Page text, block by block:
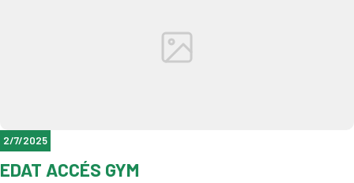
2/7/2025
EDAT ACCÉS GYM